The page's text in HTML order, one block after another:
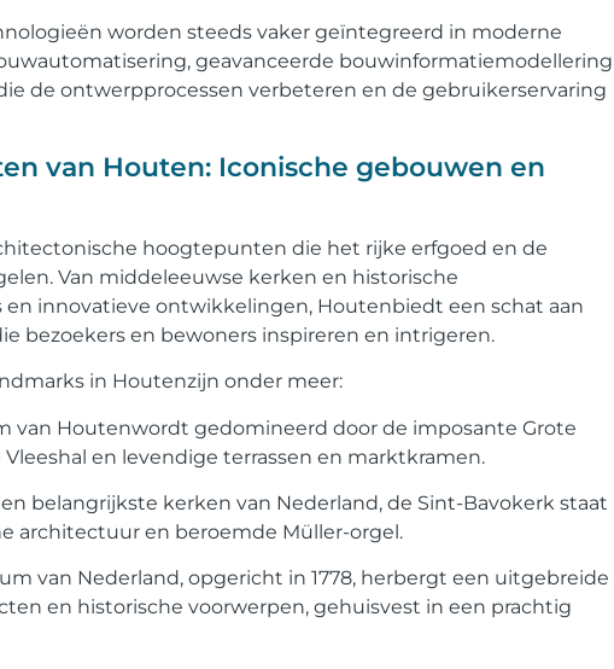
worden steeds vaker geïntegreerd in moderne
geavanceerde bouwinformatiemodellering
de ontwerpprocessen verbeteren en de gebruikerservaring
van Houten: Iconische gebouwen en
hoogtepunten die het rijke erfgoed en de
Van middeleeuwse kerken en historische
innovatieve ontwikkelingen, Houtenbiedt een schat aan
bezoekers en bewoners inspireren en intrigeren.
in Houtenzijn onder meer:
van Houtenwordt gedomineerd door de imposante Grote
en levendige terrassen en marktkramen.
belangrijkste kerken van Nederland, de Sint-Bavokerk staat
architectuur en beroemde Müller-orgel.
van Nederland, opgericht in 1778, herbergt een uitgebreide
en historische voorwerpen, gehuisvest in een prachtig